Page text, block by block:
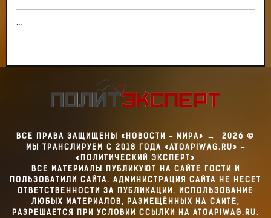
...
ВСЕ ПРАВА ЗАЩИЩЕНЫ «НОВОСТИ - МИРА» → 2026 ©
МЫ ТРАНСЛИРУЕМ С 2018 ГОДА «ATOAPIWAG.RU» -
«ПОЛИТИЧЕСКИЙ ЭКСПЕРТ»
ВСЕ МАТЕРИАЛЫ ПУБЛИКУЮТ НА САЙТЕ ГОСТИ И
ПОЛЬЗОВАТИЛИ САЙТА. АДМИНИСТРАЦИЯ САЙТА НЕ НЕСЕТ
ОТВЕТСТВЕННОСТИ ЗА ПУБЛИКАЦИИ. ИСПОЛЬЗОВАНИЕ
ЛЮБЫХ МАТЕРИАЛОВ, РАЗМЕЩЁННЫХ НА САЙТЕ,
РАЗРЕШАЕТСЯ ПРИ УСЛОВИИ ССЫЛКИ НА ATOAPIWAG.RU.